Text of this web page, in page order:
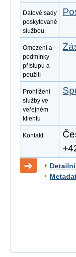
Datové sady
poskytované
službou
Omezení a
podmínky
přístupu a
použití
Prohlížení
služby ve
veřejném
klientu
Kontakt